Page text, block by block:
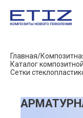
Главная
Каталог
Сетки